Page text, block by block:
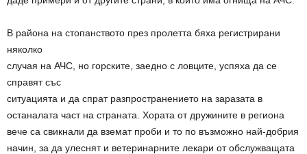
В района на стопанството през пролетта бяха регистрирани
няколко
случая на АЧС, но горските, заедно с ловците, успяха да се
справят със
ситуацията и да спрат разпространението на заразата в
останалата част на страната. Хората от дружините в региона
вече са свикнали да вземат проби и то по възможно най-добрия
начин, за да улеснят и ветеринарните лекари от обслужващата